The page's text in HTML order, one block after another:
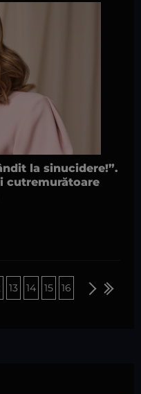
la sinucidere!”.
cutremurătoare
13 14 15 16